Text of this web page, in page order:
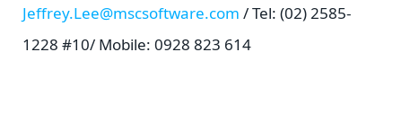
Jeffrey.Lee@mscsoftware.com / Tel: (02) 2585-
1228 #10/ Mobile: 0928 823 614